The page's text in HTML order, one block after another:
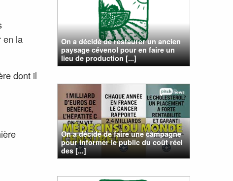
en la
dont il
On a décidé de restaurer un ancien
paysage cévenol pour en faire un
lieu de production [...]
On a décidé de faire une campagne
pour informer le public du coût réel
des [...]